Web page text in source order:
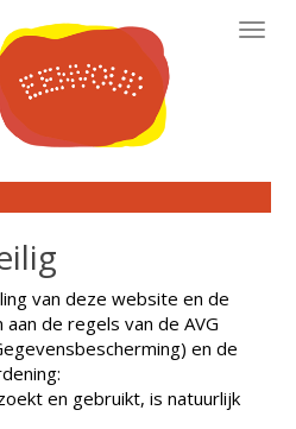
van deze website en de
de regels van de AVG
en de
en gebruikt, is natuurlijk